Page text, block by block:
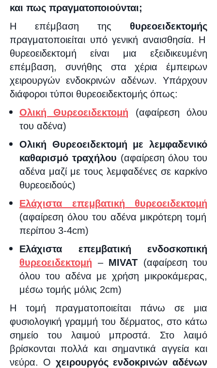
και πως πραγματοποιούνται;
Η επέμβαση της θυρεοειδεκτομής
πραγματοποιείται υπό γενική αναισθησία. Η
θυρεοειδεκτομή είναι μια εξειδικευμένη
επέμβαση, συνήθης στα χέρια έμπειρων
χειρουργών ενδοκρινών αδένων. Υπάρχουν
διάφοροι τύποι θυρεοειδεκτομής όπως:
Ολική Θυρεοειδεκτομή (αφαίρεση όλου
του αδένα)
Ολική Θυρεοειδεκτομή με λεμφαδενικό
καθαρισμό τραχήλου (αφαίρεση όλου του
αδένα μαζί με τους λεμφαδένες σε καρκίνο
θυρεοειδούς)
Ελάχιστα επεμβατική θυρεοειδεκτομή
(αφαίρεση όλου του αδένα μικρότερη τομή
περίπου 3-4cm)
Ελάχιστα επεμβατική ενδοσκοπική
θυρεοειδεκτομή – MIVAT (αφαίρεση του
όλου του αδένα με χρήση μικροκάμερας,
μέσω τομής μόλις 2cm)
Η τομή πραγματοποιείται πάνω σε μια
φυσιολογική γραμμή του δέρματος, στο κάτω
σημείο του λαιμού μπροστά. Στο λαιμό
βρίσκονται πολλά και σημαντικά αγγεία και
νεύρα. Ο χειρουργός ενδοκρινών αδένων